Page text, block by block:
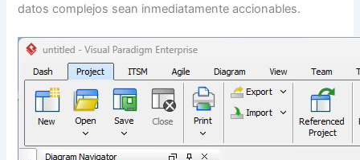
datos complejos sean inmediatamente accionables.